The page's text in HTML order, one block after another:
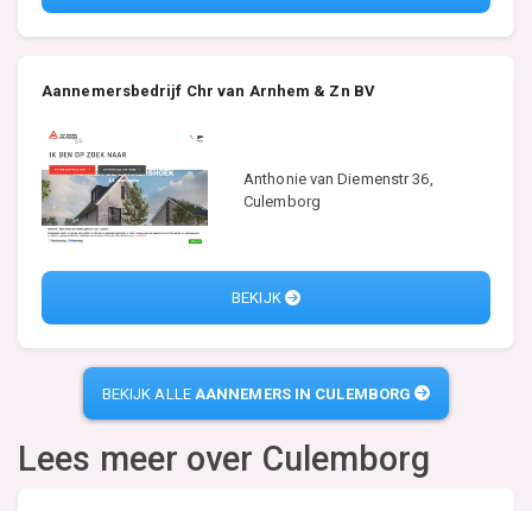
Aannemersbedrijf Chr van Arnhem & Zn BV
Anthonie van Diemenstr 36,
Culemborg
BEKIJK
BEKIJK ALLE AANNEMERS IN CULEMBORG
Lees meer over Culemborg